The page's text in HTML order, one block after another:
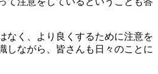
なく、より良くするために注意を
しながら、皆さんも日々のことに